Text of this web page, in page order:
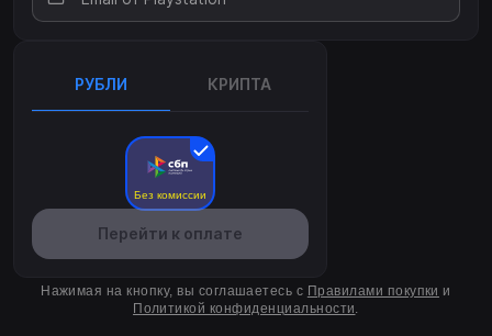
РУБЛИ КРИПТА
Без комиссии
Перейти к оплате
Нажимая на кнопку, вы соглашаетесь с Правилами покупки и
Политикой конфиденциальности.